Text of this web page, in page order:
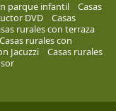
parque infantil
Casas
DVD
Casas
rurales con terraza
Casas rurales con
Jacuzzi
Casas rurales